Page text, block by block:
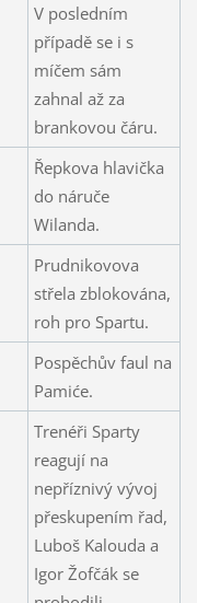
V posledním
případě se i s
míčem sám
zahnal až za
brankovou čáru.
Řepkova hlavička
do náruče
Wilanda.
Prudnikovova
střela zblokována,
roh pro Spartu.
Pospěchův faul na
Pamiće.
Trenéři Sparty
reagují na
nepříznivý vývoj
přeskupením řad,
Luboš Kalouda a
Igor Žofčák se